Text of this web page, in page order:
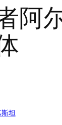
阿
坦